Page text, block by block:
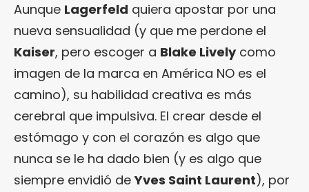
Aunque Lagerfeld quiera apostar por una
nueva sensualidad (y que me perdone el
Kaiser, pero escoger a Blake Livelycomo
imagen de la marca en América NO es el
camino), su habilidad creativa es más
cerebral que impulsiva. El crear desde el
estómago y con el corazón es algo que
nunca se le ha dado bien (y es algo que
siempre envidió deYves Saint Laurent), por